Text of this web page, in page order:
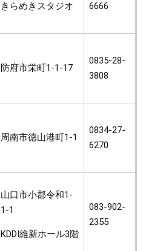
きらめきスタジオ
6666
防府市栄町1-1-17
0835-28-
3808
周南市徳山港町1-1
0834-27-
6270
山口市小郡令和1-
1-1
KDDI維新ホール3階
083-902-
2355